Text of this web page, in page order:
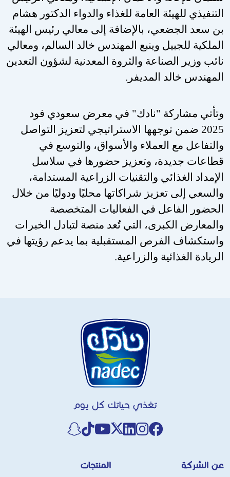
التنفيذي للهيئة العامة للغذاء والدواء الدكتور هشام
بن سعد الجضعي، بالإضافة إلى معالي رئيس الهيئة
الملكية للجبيل وينبع المهندس خالد السالم، ومعالي
نائب وزير الصناعة والثروة المعدنية لشؤون التعدين
المهندس خالد المديفر .
وتأتي مشاركة "نادك" في معرض سعودي فود
2025 ضمن توجهها الاستراتيجي لتعزيز التواصل
والتفاعل مع العملاء والأسواق، والتوسع في
قطاعات جديدة، وتعزيز حضورها في سلاسل
الإمداد الغذائي والتقنيات الزراعية المستدامة،
والسعي إلى تعزيز شراكاتها محليًا ودوليًا من خلال
الحضور الفاعل في الفعاليات المتخصصة
والمعارض الكبرى، التي تُعد منصة لتبادل الخبرات
واستكشاف الفرص المستقبلية بما يدعم رؤيتها في
الريادة الغذائية والزراعية.
تغذي حياتك كل يوم
عن الشركة المنتجات